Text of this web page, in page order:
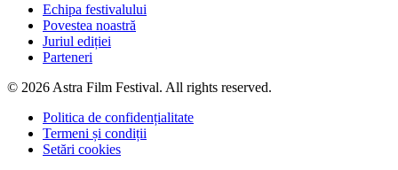
Echipa festivalului
Povestea noastră
Juriul ediției
Parteneri
© 2026 Astra Film Festival. All rights reserved.
Politica de confidențialitate
Termeni și condiții
Setări cookies